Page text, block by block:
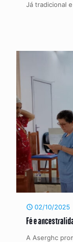
Já tradicional e
02/10/2025
Fé e
A Aserghc